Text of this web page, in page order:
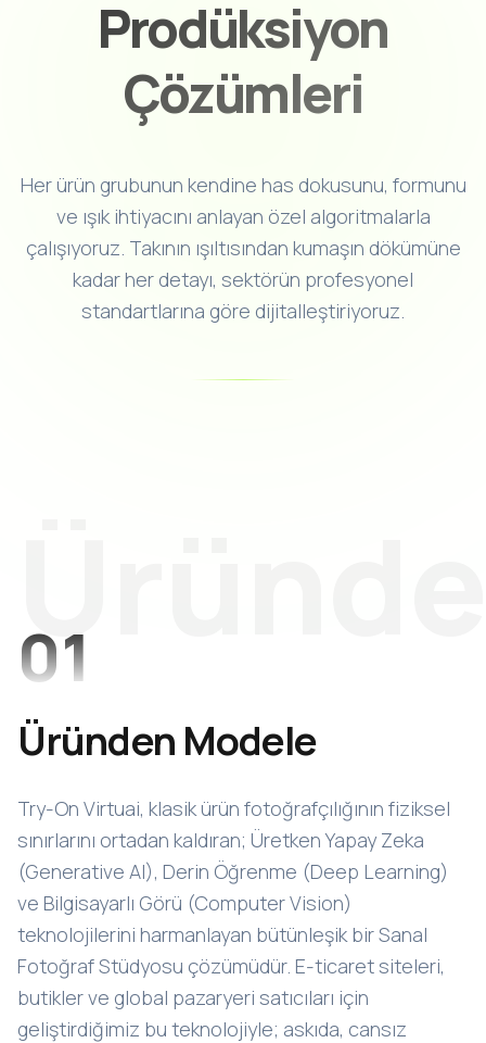
Prodüksiyon
Çözümleri
Her ürün grubunun kendine has dokusunu, formunu
ve ışık ihtiyacını anlayan özel algoritmalarla
çalışıyoruz. Takının ışıltısından kumaşın dökümüne
kadar her detayı, sektörün profesyonel
standartlarına göre dijitalleştiriyoruz.
01
Üründen Modele
Try-On Virtuai, klasik ürün fotoğrafçılığının fiziksel
sınırlarını ortadan kaldıran; Üretken Yapay Zeka
(Generative AI), Derin Öğrenme (Deep Learning)
ve Bilgisayarlı Görü (Computer Vision)
teknolojilerini harmanlayan bütünleşik bir Sanal
Fotoğraf Stüdyosu çözümüdür. E-ticaret siteleri,
butikler ve global pazaryeri satıcıları için
geliştirdiğimiz bu teknolojiyle; askıda, cansız